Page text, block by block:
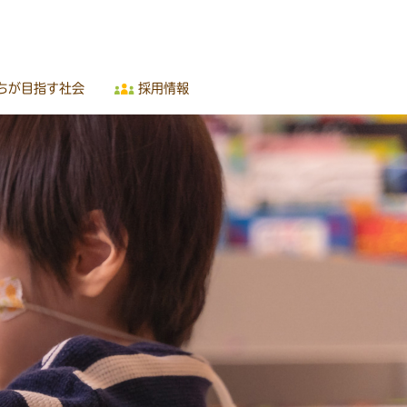
が目指す社会 採用情報